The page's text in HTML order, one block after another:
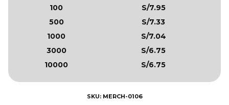
100
S/7.95
500
S/7.33
1000
S/7.04
3000
S/6.75
10000
S/6.75
SKU: MERCH-0106